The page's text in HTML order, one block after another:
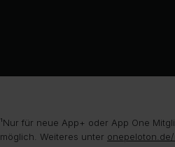
¹Nur für neue App+ oder App One
möglich. Weiteres unter